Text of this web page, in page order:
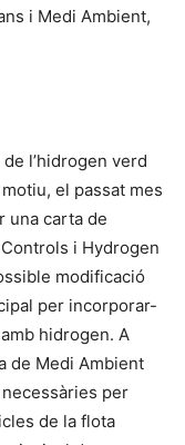
i Medi Ambient,
l’hidrogen verd
el passat mes
una carta de
i Hydrogen
modificació
per incorporar-
hidrogen. A
de Medi Ambient
per
de la flota